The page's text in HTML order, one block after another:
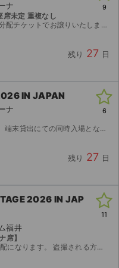
ナ
席未定 重複なし
。入場後に評価をお願いいたします。 ※外国の方は日本語対応できる方のみ◎
残り 27 日
9
IN JAPAN
ナ
みご購入下さい。 日本語が通じる方のみ Japanese only 座席に関するクレ...
残り 27 日
6
2026 IN JAP
福井
席】
いでください。 公演中止以外返金対応いたしません。
11